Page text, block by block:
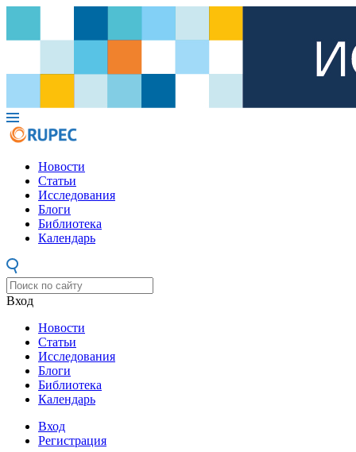
Новости
Статьи
Исследования
Блоги
Библиотека
Календарь
Вход
Новости
Статьи
Исследования
Блоги
Библиотека
Календарь
Вход
Регистрация